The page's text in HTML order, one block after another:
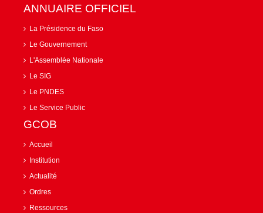
ANNUAIRE OFFICIEL
La Présidence du Faso
Le Gouvernement
L'Assemblée Nationale
Le SIG
Le PNDES
Le Service Public
GCOB
Accueil
Institution
Actualité
Ordres
Ressources